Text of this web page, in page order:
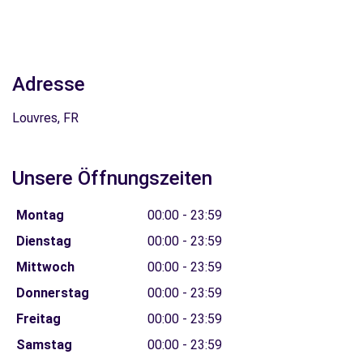
Adresse
Louvres, FR
Unsere Öffnungszeiten
Montag
00:00 - 23:59
Dienstag
00:00 - 23:59
Mittwoch
00:00 - 23:59
Donnerstag
00:00 - 23:59
Freitag
00:00 - 23:59
Samstag
00:00 - 23:59